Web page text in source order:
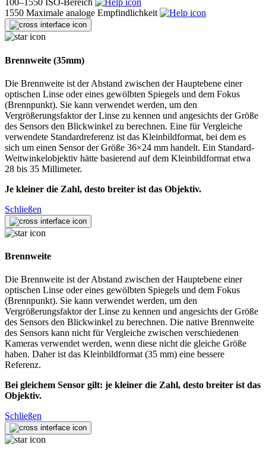
100–1550 ISO-Bereich
1550 Maximale analoge Empfindlichkeit
Brennweite (35mm)
Die Brennweite ist der Abstand zwischen der Hauptebene einer
optischen Linse oder eines gewölbten Spiegels und dem Fokus
(Brennpunkt). Sie kann verwendet werden, um den
Vergrößerungsfaktor der Linse zu kennen und angesichts der Größe
des Sensors den Blickwinkel zu berechnen. Eine für Vergleiche
verwendete Standardreferenz ist das Kleinbildformat, bei dem es
sich um einen Sensor der Größe 36×24 mm handelt. Ein Standard-
Weitwinkelobjektiv hätte basierend auf dem Kleinbildformat etwa
28 bis 35 Millimeter.
Je kleiner die Zahl, desto breiter ist das Objektiv.
Schließen
Brennweite
Die Brennweite ist der Abstand zwischen der Hauptebene einer
optischen Linse oder eines gewölbten Spiegels und dem Fokus
(Brennpunkt). Sie kann verwendet werden, um den
Vergrößerungsfaktor der Linse zu kennen und angesichts der Größe
des Sensors den Blickwinkel zu berechnen. Die native Brennweite
des Sensors kann nicht für Vergleiche zwischen verschiedenen
Kameras verwendet werden, wenn diese nicht die gleiche Größe
haben. Daher ist das Kleinbildformat (35 mm) eine bessere
Referenz.
Bei gleichem Sensor gilt: je kleiner die Zahl, desto breiter ist das
Objektiv.
Schließen